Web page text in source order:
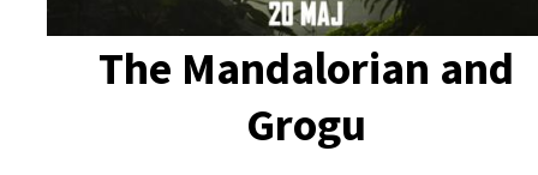
The Mandalorian and
Grogu